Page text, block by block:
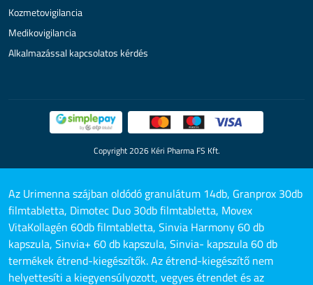
Kozmetovigilancia
Medikovigilancia
Alkalmazással kapcsolatos kérdés
Copyright 2026 Kéri Pharma FS Kft.
Az Urimenna szájban oldódó granulátum 14db, Granprox 30db
filmtabletta, Dimotec Duo 30db filmtabletta, Movex
VitaKollagén 60db filmtabletta, Sinvia Harmony 60 db
kapszula, Sinvia+ 60 db kapszula, Sinvia- kapszula 60 db
termékek étrend-kiegészítők. Az étrend-kiegészítő nem
helyettesíti a kiegyensúlyozott, vegyes étrendet és az